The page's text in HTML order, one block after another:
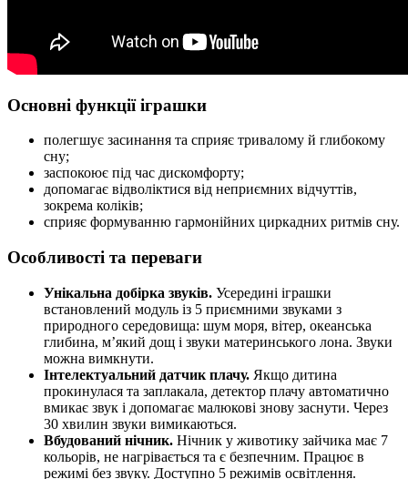
Основні функції іграшки
полегшує засинання та сприяє тривалому й глибокому
сну;
заспокоює під час дискомфорту;
допомагає відволіктися від неприємних відчуттів,
зокрема коліків;
сприяє формуванню гармонійних циркадних ритмів сну.
Особливості та переваги
Унікальна добірка звуків. Усередині іграшки
встановлений модуль із 5 приємними звуками з
природного середовища: шум моря, вітер, океанська
глибина, м’який дощ і звуки материнського лона. Звуки
можна вимкнути.
Інтелектуальний датчик плачу. Якщо дитина
прокинулася та заплакала, детектор плачу автоматично
вмикає звук і допомагає малюкові знову заснути. Через
30 хвилин звуки вимикаються.
Вбудований нічник. Нічник у животику зайчика має 7
кольорів, не нагрівається та є безпечним. Працює в
режимі без звуку. Доступно 5 режимів освітлення.